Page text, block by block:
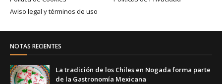
Aviso legal y términos de uso
NOTAS RECIENTES
La tradición de los Chiles en Nogada forma parte
de la Gastronomía Mexicana